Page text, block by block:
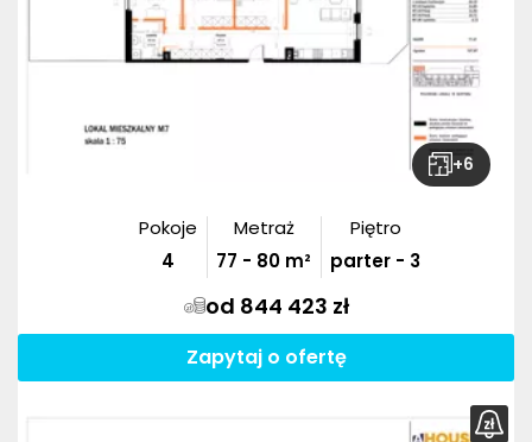
+6
Pokoje
4
Metraż
77 - 80 m²
Piętro
parter - 3
od 844 423 zł
Zapytaj o ofertę